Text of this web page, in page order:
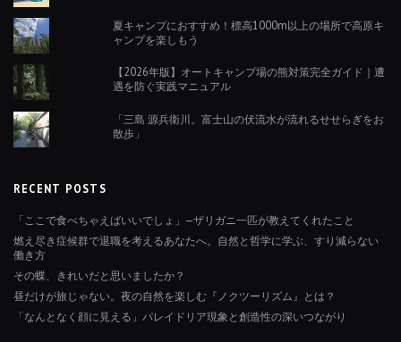
夏キャンプにおすすめ！標高1000m以上の場所で高原キ
ャンプを楽しもう
【2026年版】オートキャンプ場の熊対策完全ガイド｜遭
遇を防ぐ実践マニュアル
「三島 源兵衛川。富士山の伏流水が流れるせせらぎをお
散歩」
RECENT POSTS
「ここで食べちゃえばいいでしょ」—ザリガニ一匹が教えてくれたこと
燃え尽き症候群で退職を考えるあなたへ。自然と哲学に学ぶ、すり減らない
働き方
その蝶、きれいだと思いましたか？
昼だけが旅じゃない。夜の自然を楽しむ『ノクツーリズム』とは？
「なんとなく顔に見える」パレイドリア現象と創造性の深いつながり